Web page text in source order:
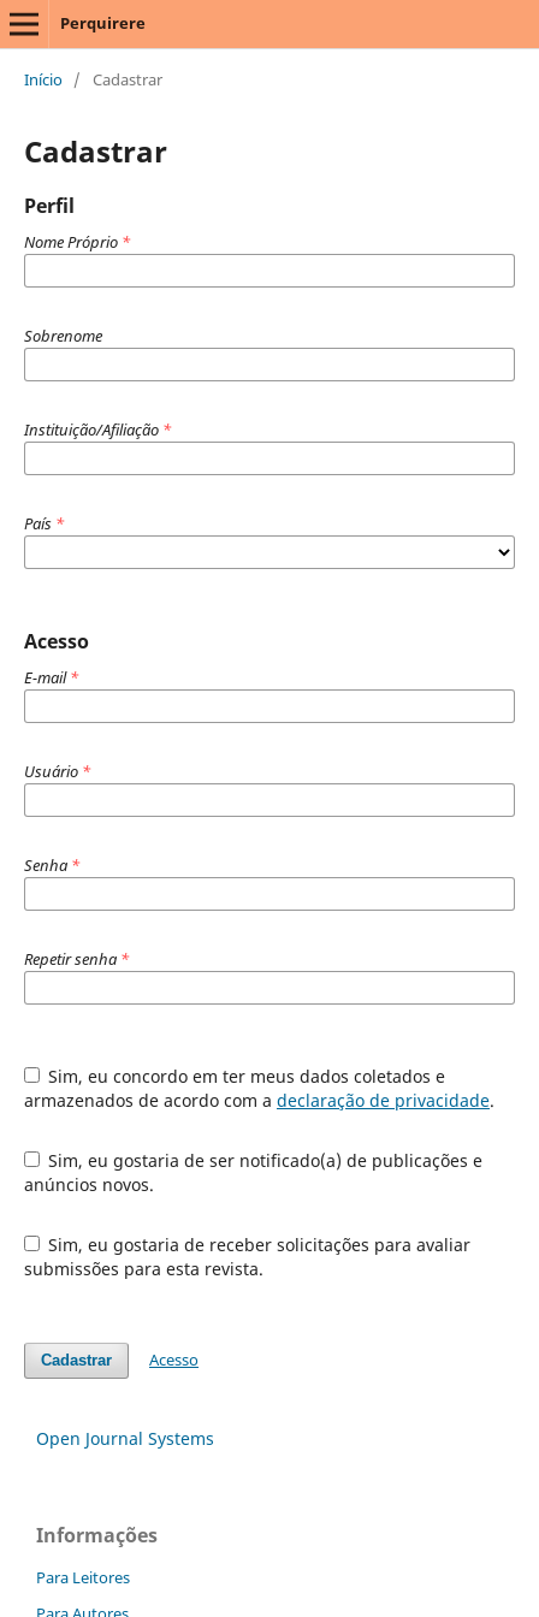
Perquirere
Início / Cadastrar
Cadastrar
Perfil
Nome Próprio *
Sobrenome
Instituição/Afiliação *
País *
Acesso
E-mail*
Usuário *
Senha *
Repetir senha *
Sim, eu concordo em ter meus dados coletados e
armazenados de acordo com a declaração de privacidade.
Sim, eu gostaria de ser notificado(a) de publicações e
anúncios novos.
Sim, eu gostaria de receber solicitações para avaliar
submissões para esta revista.
Cadastrar Acesso
Open Journal Systems
Informações
Para Leitores